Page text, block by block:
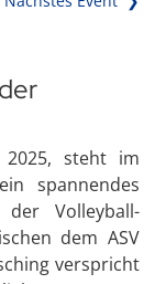
2025, steht im
spannendes
Volleyball-
dem ASV
verspricht